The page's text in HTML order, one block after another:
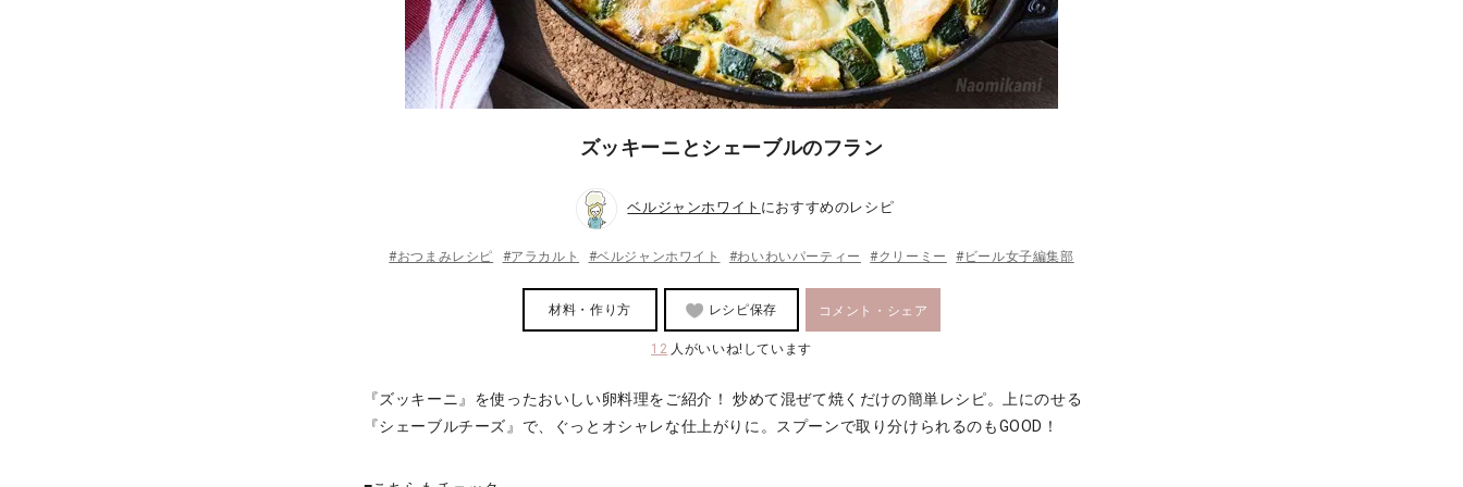
ズッキーニとシェーブルのフラン
ベルジャンホワイト におすすめのレシピ
#おつまみレシピ #アラカルト #ベルジャンホワイト #わいわいパーティー #クリーミー #ビール女子編集部
材料・作り方 レシピ保存 コメント・シェア
12 人がいいね!しています
『ズッキーニ』を使ったおいしい卵料理をご紹介！ 炒めて混ぜて焼くだけの簡単レシピ。上にのせる
『シェーブルチーズ』で、ぐっとオシャレな仕上がりに。スプーンで取り分けられるのもGOOD！